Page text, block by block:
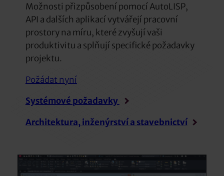
Možnosti přizpůsobení pomocí AutoLISP,
API a dalších aplikací vytvářejí pracovní
prostory na míru, které zvyšují vaši
produktivitu a splňují specifické požadavky
projektu.
Požádat nyní
Systémové požadavky
Architektura, inženýrství a stavebnictví